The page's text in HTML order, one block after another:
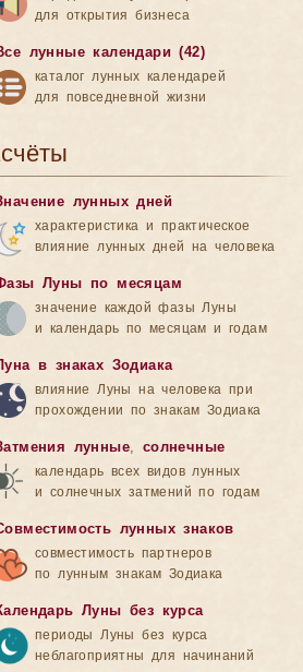
для открытия бизнеса
лунные календари (42)
каталог лунных календарей
для повседневной жизни
лунных дней
характеристика и практическое
влияние лунных дней на человека
Луны по месяцам
значение каждой фазы Луны
и календарь по месяцам и годам
в знаках Зодиака
влияние Луны на человека при
прохождении по знакам Зодиака
лунные, солнечные
календарь всех видов лунных
и солнечных затмений по годам
лунных знаков
совместимость партнеров
по лунным знакам Зодиака
Луны без курса
периоды Луны без курса
неблагоприятны для начинаний